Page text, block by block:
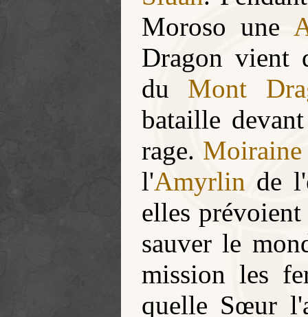
Moroso une
Dragon vient
du Mont
bataille
rage. Moiraine
l'Amyrlin de
elles
sauver le
mission les
quelle Sœur